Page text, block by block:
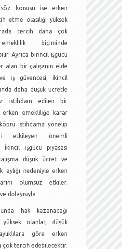
söz konusu ise erken
etme olasılığı yüksek
tercih daha çok
biçiminde
Ayrıca birincil işgücü
alan bir çalışanın elde
iş güvencesi, ikincil
daha düşük ücretle
istihdam edilen bir
erken emekliliğe karar
istihdama yönelip
etkileyen önemli
İkincil işgücü piyasası
düşük ücret ve
aylığı nedeniyle erken
olumsuz etkiler.
dolayısıyla
hak kazanacağı
yüksek olanlar, düşük
göre erken
çok tercih edebilecektir.